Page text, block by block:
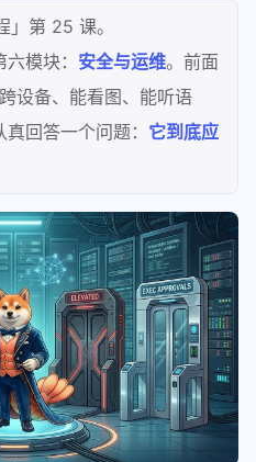
第 25 课。
模块： 安全与运维。前面
设备、能看图、能听语
回答一个问题： 它到底应